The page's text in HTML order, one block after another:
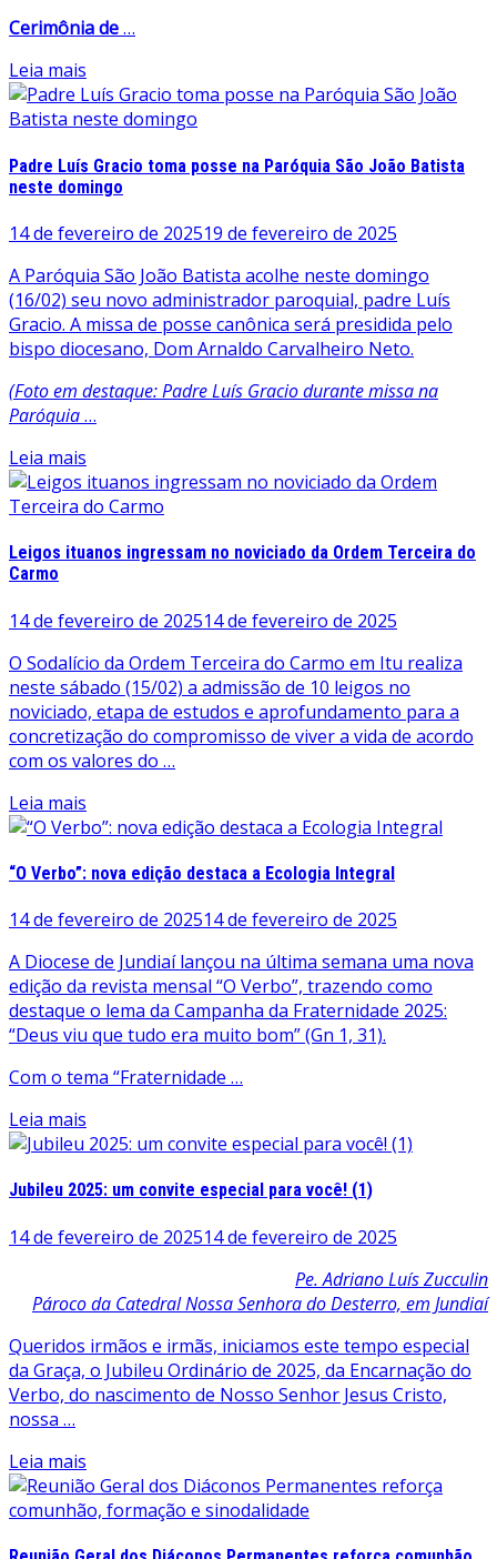
Cerimônia de…
Leia mais
Padre Luís Gracio toma posse na Paróquia São João Batista
neste domingo
14 de fevereiro de 202519 de fevereiro de 2025
A Paróquia São João Batista acolhe neste domingo
(16/02) seu novo administrador paroquial, padre Luís
Gracio. A missa de posse canônica será presidida pelo
bispo diocesano, Dom Arnaldo Carvalheiro Neto.
(Foto em destaque: Padre Luís Gracio durante missa na
Paróquia…
Leia mais
Leigos ituanos ingressam no noviciado da Ordem Terceira do
Carmo
14 de fevereiro de 202514 de fevereiro de 2025
O Sodalício da Ordem Terceira do Carmo em Itu realiza
neste sábado (15/02) a admissão de 10 leigos no
noviciado, etapa de estudos e aprofundamento para a
concretização do compromisso de viver a vida de acordo
com os valores do …
Leia mais
“O Verbo”: nova edição destaca a Ecologia Integral
14 de fevereiro de 202514 de fevereiro de 2025
A Diocese de Jundiaí lançou na última semana uma nova
edição da revista mensal “O Verbo”, trazendo como
destaque o lema da Campanha da Fraternidade 2025:
“Deus viu que tudo era muito bom” (Gn 1, 31).
Com o tema “Fraternidade …
Leia mais
Jubileu 2025: um convite especial para você! (1)
14 de fevereiro de 202514 de fevereiro de 2025
Pe. Adriano Luís Zucculin
Pároco da Catedral Nossa Senhora do Desterro, em Jundiaí
Queridos irmãos e irmãs, iniciamos este tempo especial
da Graça, o Jubileu Ordinário de 2025, da Encarnação do
Verbo, do nascimento de Nosso Senhor Jesus Cristo,
nossa …
Leia mais